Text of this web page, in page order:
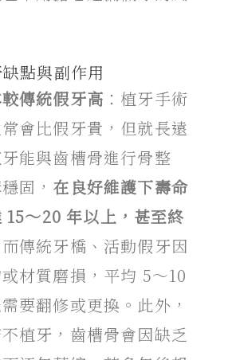
點與副作用
傳統假牙高 ：植牙手術
會比假牙貴，但就長遠
能與齒槽骨進行骨整
固， 在良好維護下壽命
15～20 年以上，甚至終
而傳統牙橋、活動假牙因
材質磨損，平均 5～10
要翻修或更換。此外，
植牙，齒槽骨會因缺乏